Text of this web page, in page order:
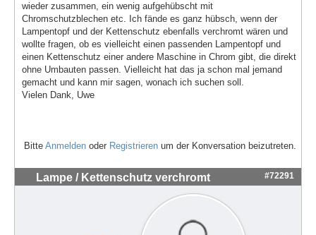
wieder zusammen, ein wenig aufgehübscht mit
Chromschutzblechen etc. Ich fände es ganz hübsch, wenn der
Lampentopf und der Kettenschutz ebenfalls verchromt wären und
wollte fragen, ob es vielleicht einen passenden Lampentopf und
einen Kettenschutz einer andere Maschine in Chrom gibt, die direkt
ohne Umbauten passen. Vielleicht hat das ja schon mal jemand
gemacht und kann mir sagen, wonach ich suchen soll.
Vielen Dank, Uwe
Bitte Anmelden oder Registrieren um der Konversation beizutreten.
Lampe / Kettenschutz verchromt #72291